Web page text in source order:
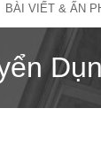
BÀI VIẾT & ẤN